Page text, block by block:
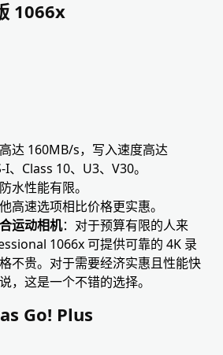
1066x
达 160MB/s，写入速度高达
、Class 10、U3、V30。
水性能有限。
高速选项相比价格更实惠。
运动相机：对于预算有限的人来
1066x 可提供可靠的 4K 录
不贵。对于需要经济实惠且性能快
，这是一个不错的选择。
Go! Plus